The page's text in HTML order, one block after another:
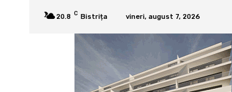
20.8 C Bistrița vineri, august 7, 2026